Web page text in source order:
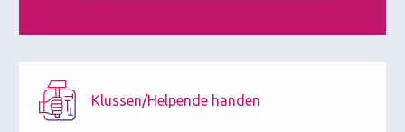
Klussen/Helpende handen